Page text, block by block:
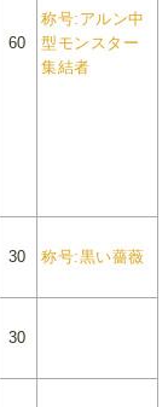
60
称号:アルン中
型モンスター
集結者
30 称号:黒い薔薇
30